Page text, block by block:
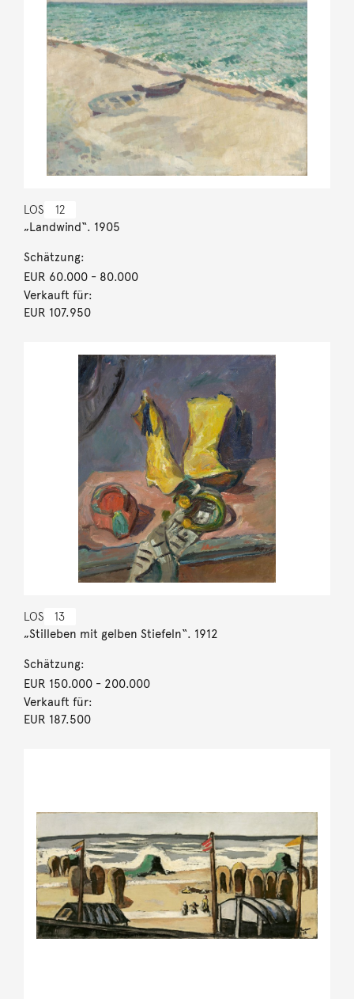
LOS 12
„Landwind“. 1905
Schätzung:
EUR 60.000- 80.000
Verkauft für:
EUR 107.950
LOS 13
„Stilleben mit gelben Stiefeln“. 1912
Schätzung:
EUR 150.000- 200.000
Verkauft für:
EUR 187.500